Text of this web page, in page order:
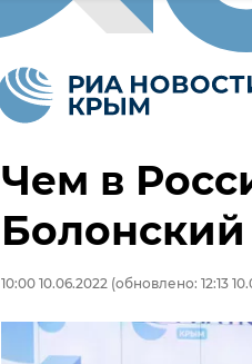
Чем в
10:00 10.06.2022 (обновлено: 12:13